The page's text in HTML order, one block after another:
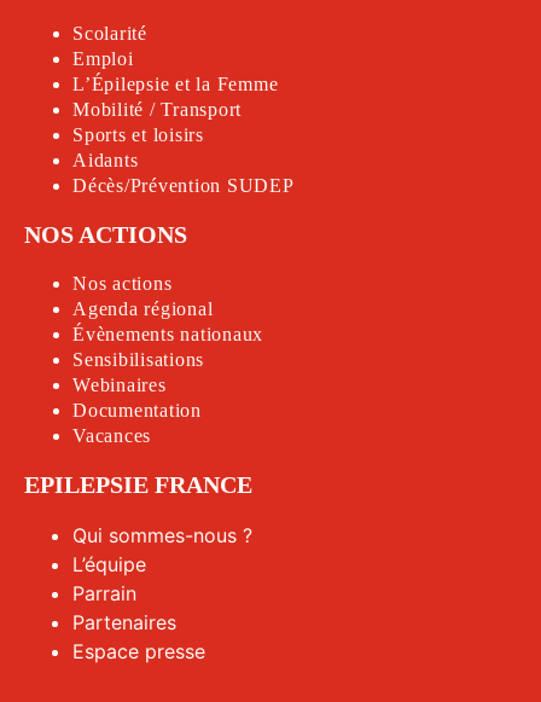
Scolarité
Emploi
L’Épilepsie et la Femme
Mobilité / Transport
Sports et loisirs
Aidants
Décès/Prévention SUDEP
NOS ACTIONS
Nos actions
Agenda régional
Évènements nationaux
Sensibilisations
Webinaires
Documentation
Vacances
EPILEPSIE FRANCE
Qui sommes-nous ?
L’équipe
Parrain
Partenaires
Espace presse